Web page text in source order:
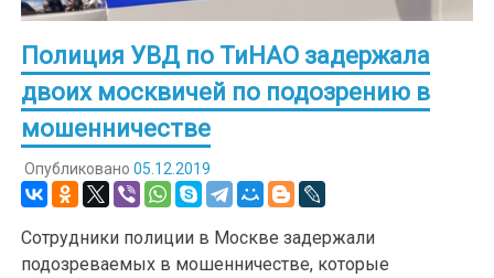
Полиция УВД по ТиНАО задержала
двоих москвичей по подозрению в
мошенничестве
Опубликовано 05.12.2019
Сотрудники полиции в Москве задержали
подозреваемых в мошенничестве, которые